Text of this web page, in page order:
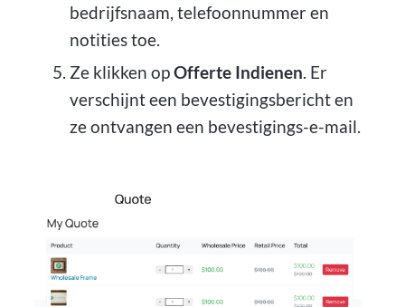
bedrijfsnaam, telefoonnummer en
notities toe.
Ze klikken opOfferte Indienen. Er
verschijnt een bevestigingsbericht en
ze ontvangen een bevestigings-e-mail.